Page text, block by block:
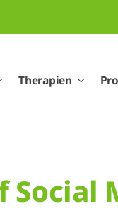
Therapien
Social